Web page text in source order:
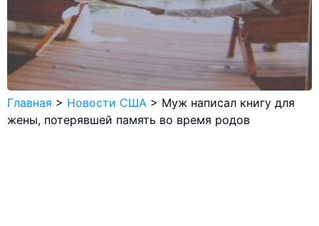
Главная > Новости США > Муж написал книгу для
жены, потерявшей память во время родов